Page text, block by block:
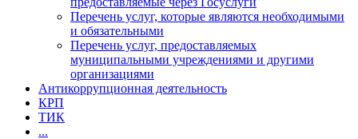
Перечень услуг, которые являются необходимыми
и обязательными
Перечень услуг, предоставляемых
муниципальными учреждениями и другими
организациями
Антикоррупционная деятельность
КРП
ТИК
...